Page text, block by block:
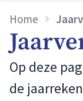
Home
Op deze
de